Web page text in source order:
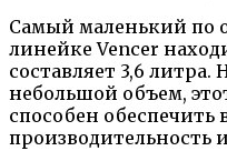
Самый маленький по
линейке Vencer
составляет 3,6 литра.
небольшой объем,
способен обеспечить
производительность